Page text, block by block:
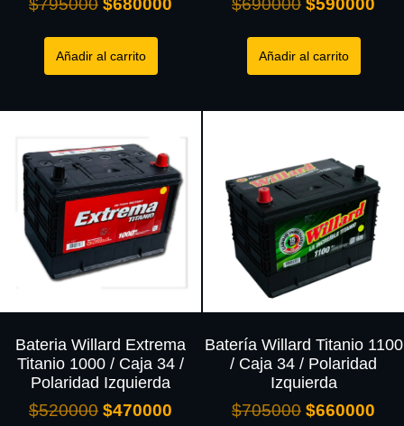
$795000 $680000
Añadir al carrito
$690000 $590000
Añadir al carrito
Bateria Willard Extrema
Titanio 1000 / Caja 34 /
Polaridad Izquierda
$520000 $470000
Batería Willard Titanio 1100
/ Caja 34 / Polaridad
Izquierda
$705000 $660000